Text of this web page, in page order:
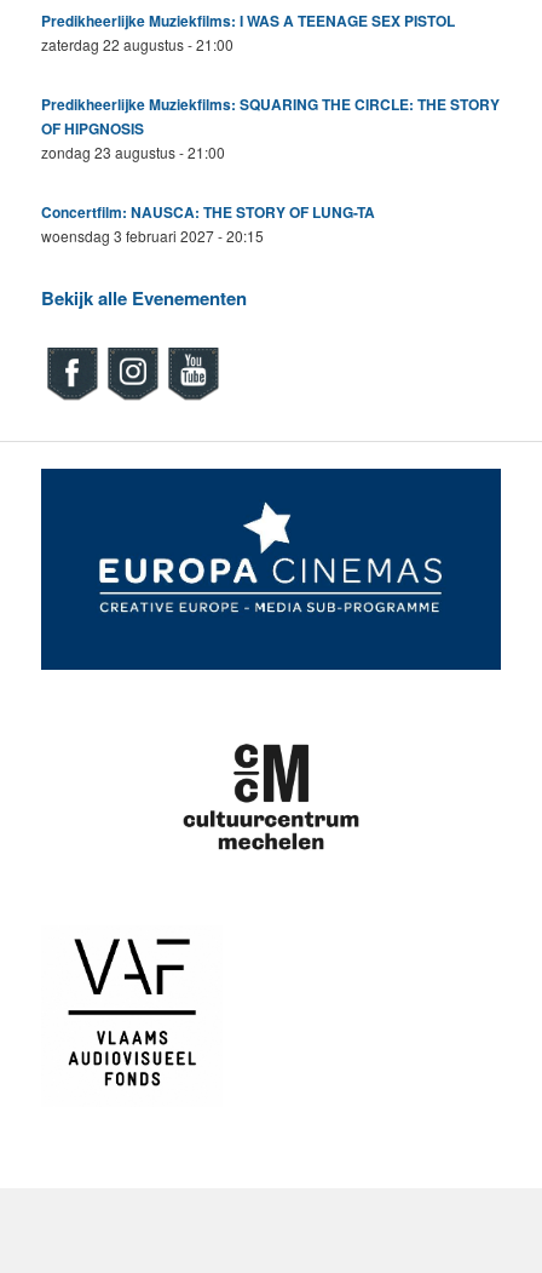
Predikheerlijke Muziekfilms: I WAS A TEENAGE SEX PISTOL
zaterdag 22 augustus - 21:00
Predikheerlijke Muziekfilms: SQUARING THE CIRCLE: THE STORY
OF HIPGNOSIS
zondag 23 augustus - 21:00
Concertfilm: NAUSCA: THE STORY OF LUNG-TA
woensdag 3 februari 2027 - 20:15
Bekijk alle Evenementen